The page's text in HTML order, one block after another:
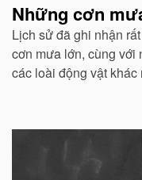
Những cơn
Lịch sử đã ghi nhận
cơn mưa lớn, cùng với
các loài động vật